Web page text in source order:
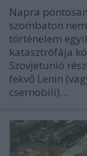
Napra
szombaton
történelem
katasztrófája
Szovjetunió
fekvő Lenin
csernobili)…